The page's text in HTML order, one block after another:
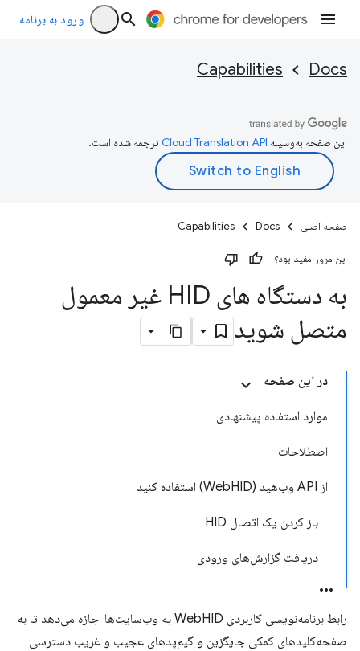
ورود به برنامه
Docs
Capabilities
این صفحه به‌وسیله ترجمه شده است.
صفحه اصلی Docs
Capabilities
این مرور مفید بود؟
به دستگاه های HID غیر معمول
متصل شوید
در این صفحه
موارد استفاده پیشنهادی
اصطلاحات
از API وب‌هید (WebHID) استفاده کنید
باز کردن یک اتصال HID
دریافت گزارش‌های ورودی
رابط برنامه‌نویسی کاربردی WebHID به وب‌سایت‌ها اجازه می‌دهد تا به
صفحه‌کلیدهای کمکی جایگزین و گیم‌پدهای عجیب و غریب دسترسی